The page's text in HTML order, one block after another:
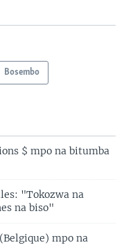
Bosembo
$ mpo na bitumba
"Tokozwa na
na biso"
mpo na